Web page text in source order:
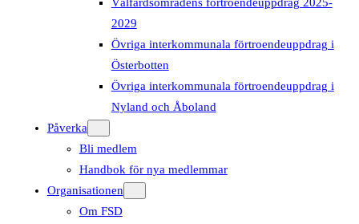
2029
Övriga interkommunala förtroendeuppdrag i
Österbotten
Övriga interkommunala förtroendeuppdrag i
Nyland och Åboland
Påverka
Bli medlem
Handbok för nya medlemmar
Organisationen
Om FSD